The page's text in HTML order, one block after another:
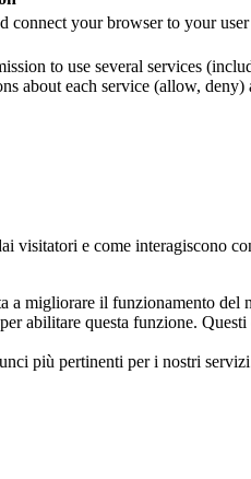
your browser to your
to use several services
about each service (allow,
visitatori e come interagiscono
migliorare il funzionamento del
abilitare questa funzione.
più pertinenti per i nostri